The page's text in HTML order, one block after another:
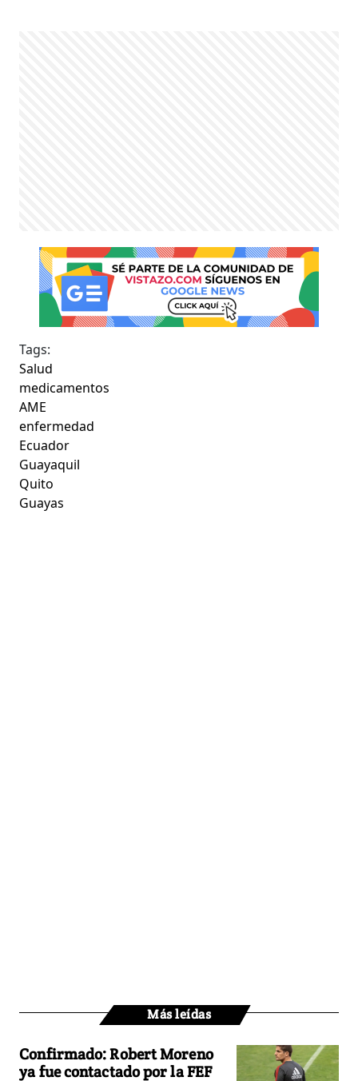
Tags:
Salud
medicamentos
AME
enfermedad
Ecuador
Guayaquil
Quito
Guayas
Más leídas
Confirmado: Robert Moreno
ya fue contactado por la FEF